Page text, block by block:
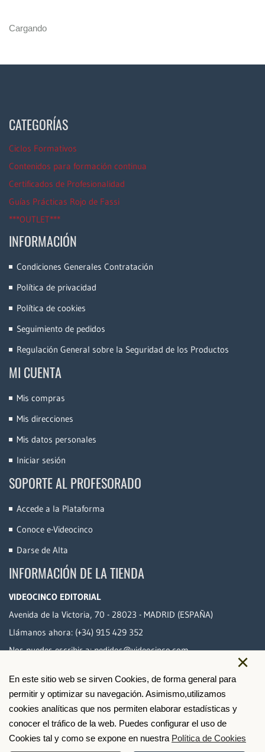
Cargando
×
En este sitio web se sirven Cookies, de forma general para
permitir y optimizar su navegación. Asimismo,utilizamos
cookies analíticas que nos permiten elaborar estadísticas y
conocer el tráfico de la web. Puedes configurar el uso de
Cookies tal y como se expone en nuestra Política de Cookies
CATEGORÍAS
Ciclos Formativos
Contenidos para formación continua
Certificados de Profesionalidad
Guías Prácticas Rojo de Fassi
***OUTLET***
INFORMACIÓN
Condiciones Generales Contratación
Política de privacidad
Política de cookies
Seguimiento de pedidos
Regulación General sobre la Seguridad de los Productos
MI CUENTA
Mis compras
Mis direcciones
Mis datos personales
Iniciar sesión
SOPORTE AL PROFESORADO
Accede a la Plataforma
Conoce e-Videocinco
Darse de Alta
INFORMACIÓN DE LA TIENDA
VIDEOCINCO EDITORIAL
Avenida de la Victoria, 70 - 28023 - MADRID (ESPAÑA)
Llámanos ahora: (+34) 915 429 352
Nos puedes escribir a:pedidos@videocinco.com
PAGO SEGURO